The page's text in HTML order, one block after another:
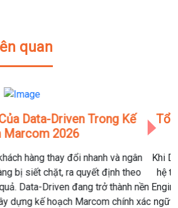
quan
Ngữ Data Science & Data
Phổ Biến Nhất Năm 2026
chuyển mạnh sang hướng ứng dụng và
Data Scientist, Data Engineer và AI
đi. Dưới đây là một trong những thuật
người học dữ liệu cần nắm vững trong
Next